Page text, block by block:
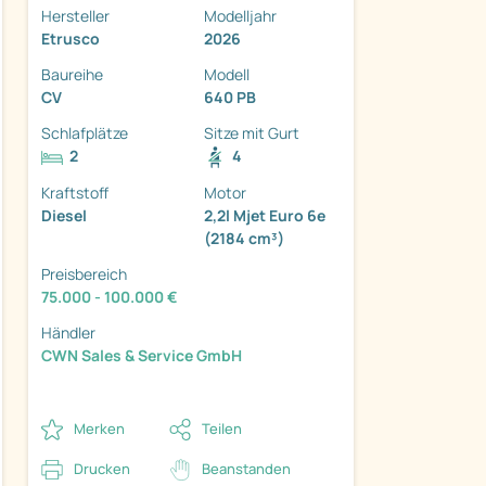
Hersteller
Etrusco
Modelljahr
2026
Baureihe
CV
Modell
640 PB
Schlafplätze
2
Sitze mit Gurt
4
Kraftstoff
Diesel
Motor
2,2l Mjet Euro 6e
(2184 cm³)
Preisbereich
75.000 - 100.000 €
Händler
CWN Sales & Service GmbH
Merken Teilen
Drucken Beanstanden